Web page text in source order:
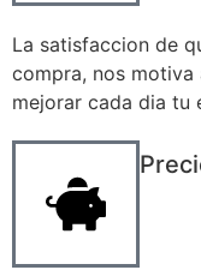
La satisfaccion de
compra, nos
mejorar cada dia tu